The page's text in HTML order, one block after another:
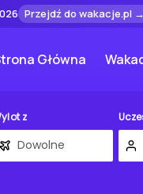
Przejdź do wakacje.pl
Główna
z